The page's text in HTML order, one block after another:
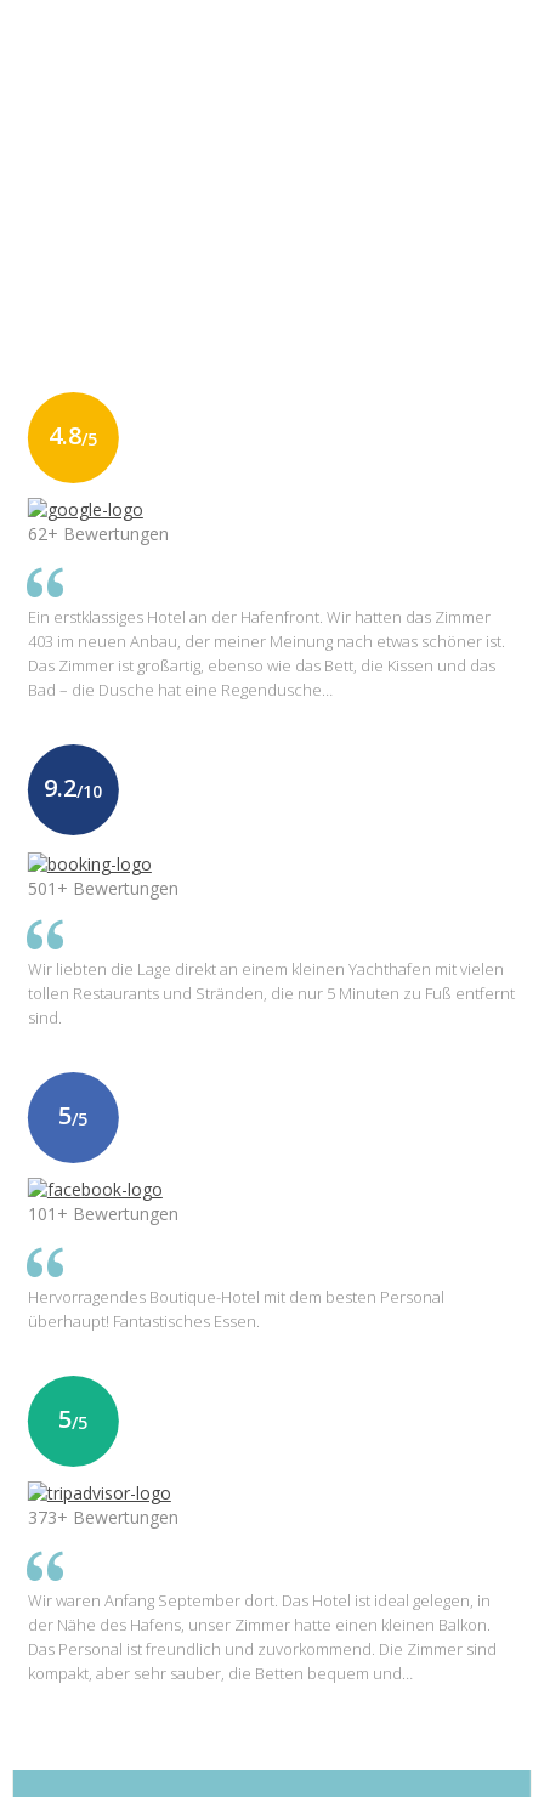
4.8/5
62+ Bewertungen
Ein erstklassiges Hotel an der Hafenfront. Wir hatten das Zimmer
403 im neuen Anbau, der meiner Meinung nach etwas schöner ist.
Das Zimmer ist großartig, ebenso wie das Bett, die Kissen und das
Bad – die Dusche hat eine Regendusche…
9.2/10
501+ Bewertungen
Wir liebten die Lage direkt an einem kleinen Yachthafen mit vielen
tollen Restaurants und Stränden, die nur 5 Minuten zu Fuß entfernt
sind.
5/5
101+ Bewertungen
Hervorragendes Boutique-Hotel mit dem besten Personal
überhaupt! Fantastisches Essen.
5/5
373+ Bewertungen
Wir waren Anfang September dort. Das Hotel ist ideal gelegen, in
der Nähe des Hafens, unser Zimmer hatte einen kleinen Balkon.
Das Personal ist freundlich und zuvorkommend. Die Zimmer sind
kompakt, aber sehr sauber, die Betten bequem und…